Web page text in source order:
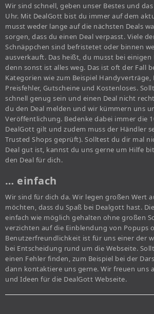
Wir sind schnell, geben unser Bestes und
Uhr. Mit DealGott bist du immer auf dem
musst weder lange auf die nächsten Deals
sorgen, dass du einen Deal verpasst. Viele
Schnäppchen sind befristetet oder binnen
ausverkauft. Das heißt, du musst bei einigen
denn sonst ist alles weg. Das ist oft der Fall
Kategorien wie zum Beispiel Handyverträge,
Preisfehler, Gutscheine und Kostenloses.
schnell genug sein und einen Deal nicht
du den Deal melden und wir kümmern uns
Veröffentlichung. Bedenke dabei immer die
DealGott gilt und zudem muss der Händler
Trusted Shops geprüft). Solltest du dir mal
Deal gut ist, kannst du uns gerne um Hilfe
den Deal für dich.
… einfach
Wir sind für dich da. Wir legen großen Wert
möchten, dass du Spaß bei Dealgott hast.
einfach wie möglich gehalten ohne großen
verzichten auf die Einblendung von Popups
Benutzerfreundlichkeit ist für uns einer der
bei Entscheidung rund um die Webseite.
einen Fehler finden, zum Beispiel bei der
dann kontaktiere uns gerne. Wir freuen uns
und Ideen für die DealGott Webseite.